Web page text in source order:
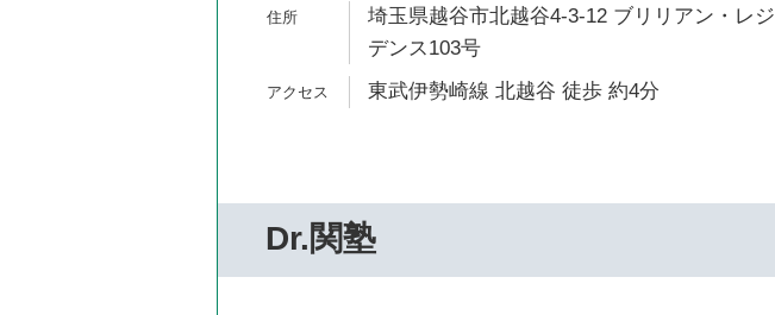
埼玉県越谷市北越谷4-3-12 ブリリアン・レジ
デンス103号
東武伊勢崎線 北越谷 徒歩 約4分
Dr.関塾